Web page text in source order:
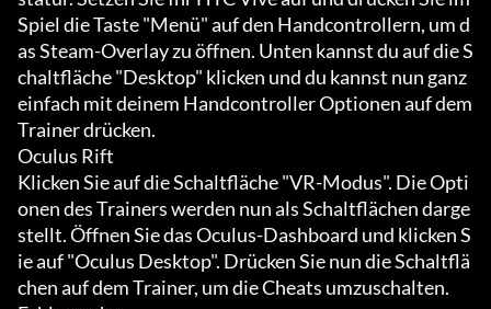
Spiel die Taste "Menü" auf den Handcontrollern, um d
as Steam-Overlay zu öffnen. Unten kannst du auf die S
chaltfläche "Desktop" klicken und du kannst nun ganz
einfach mit deinem Handcontroller Optionen auf dem
Trainer drücken.
Oculus Rift
Klicken Sie auf die Schaltfläche "VR-Modus". Die Opti
onen des Trainers werden nun als Schaltflächen darge
stellt. Öffnen Sie das Oculus-Dashboard und klicken S
ie auf "Oculus Desktop". Drücken Sie nun die Schaltflä
chen auf dem Trainer, um die Cheats umzuschalten.